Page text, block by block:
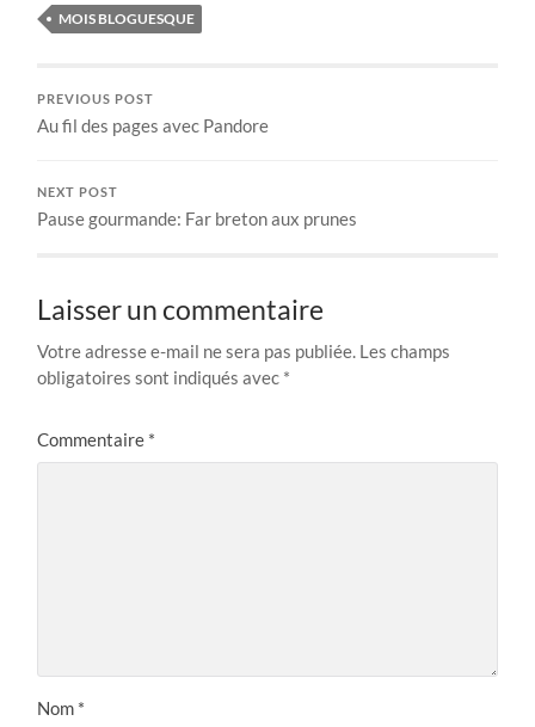
MOIS BLOGUESQUE
PREVIOUS POST
Au fil des pages avec Pandore
NEXT POST
Pause gourmande: Far breton aux prunes
Laisser un commentaire
Votre adresse e-mail ne sera pas publiée. Les champs
obligatoires sont indiqués avec *
Commentaire *
Nom *